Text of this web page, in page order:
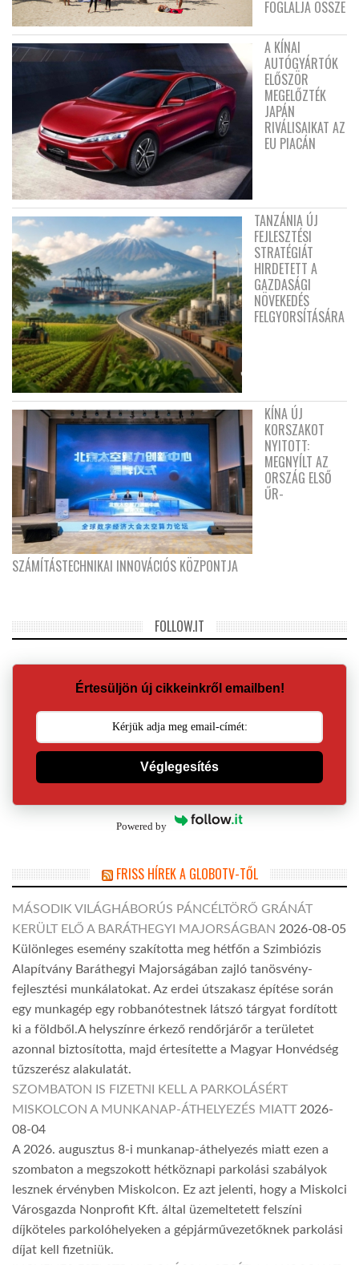
FOGLALJA ÖSSZE
A KÍNAI
AUTÓGYÁRTÓK
ELŐSZÖR
MEGELŐZTÉK
JAPÁN
RIVÁLISAIKAT AZ
EU PIACÁN
TANZÁNIA ÚJ
FEJLESZTÉSI
STRATÉGIÁT
HIRDETETT A
GAZDASÁGI
NÖVEKEDÉS
FELGYORSÍTÁSÁRA
KÍNA ÚJ
KORSZAKOT
NYITOTT:
MEGNYÍLT AZ
ORSZÁG ELSŐ
ŰR-
SZÁMÍTÁSTECHNIKAI INNOVÁCIÓS KÖZPONTJA
FOLLOW.IT
Értesüljön új cikkeinkről emailben!
Véglegesítés
Powered by
FRISS HÍREK A GLOBOTV-TŐL
MÁSODIK VILÁGHÁBORÚS PÁNCÉLTÖRŐ GRÁNÁT
KERÜLT ELŐ A BARÁTHEGYI MAJORSÁGBAN 2026-08-05
Különleges esemény szakította meg hétfőn a Szimbiózis
Alapítvány Baráthegyi Majorságában zajló tanösvény-
fejlesztési munkálatokat. Az erdei útszakasz építése során
egy munkagép egy robbanótestnek látszó tárgyat fordított
ki a földből.A helyszínre érkező rendőrjárőr a területet
azonnal biztosította, majd értesítette a Magyar Honvédség
tűzszerész alakulatát.
SZOMBATON IS FIZETNI KELL A PARKOLÁSÉRT
MISKOLCON A MUNKANAP-ÁTHELYEZÉS MIATT 2026-
08-04
A 2026. augusztus 8-i munkanap-áthelyezés miatt ezen a
szombaton a megszokott hétköznapi parkolási szabályok
lesznek érvényben Miskolcon. Ez azt jelenti, hogy a Miskolci
Városgazda Nonprofit Kft. által üzemeltetett felszíni
díjköteles parkolóhelyeken a gépjárművezetőknek parkolási
díjat kell fizetniük.